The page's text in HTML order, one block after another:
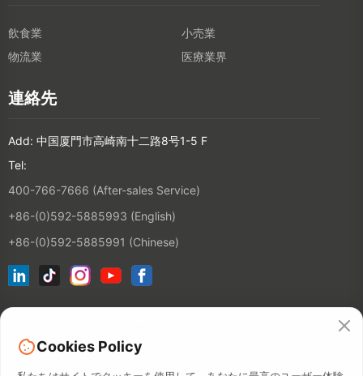
飲食業
小売業
物流業
医療業界
連絡先
Add: 中国厦門市高崎南十二路8号1-5 F
Tel:
400-766-7666 (After-sales Service)
+86-(0)592-5885993 (English)
+86-(0)592-5885991 (Chinese)
Cookies Policy